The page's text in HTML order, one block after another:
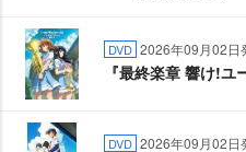
DVD 2026年09月02日
『最終楽章 響け!
DVD 2026年09月02日